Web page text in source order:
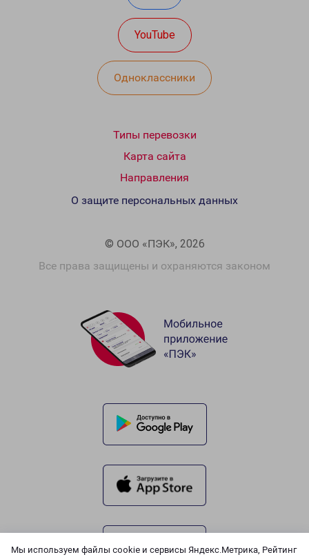
Мы используем файлы cookie и сервисы Яндекс.Метрика, Рейтинг
YouTube
Одноклассники
Типы перевозки
Карта сайта
Направления
© ООО «ПЭК», 2026
Все права защищены и охраняются законом
О защите персональных данных